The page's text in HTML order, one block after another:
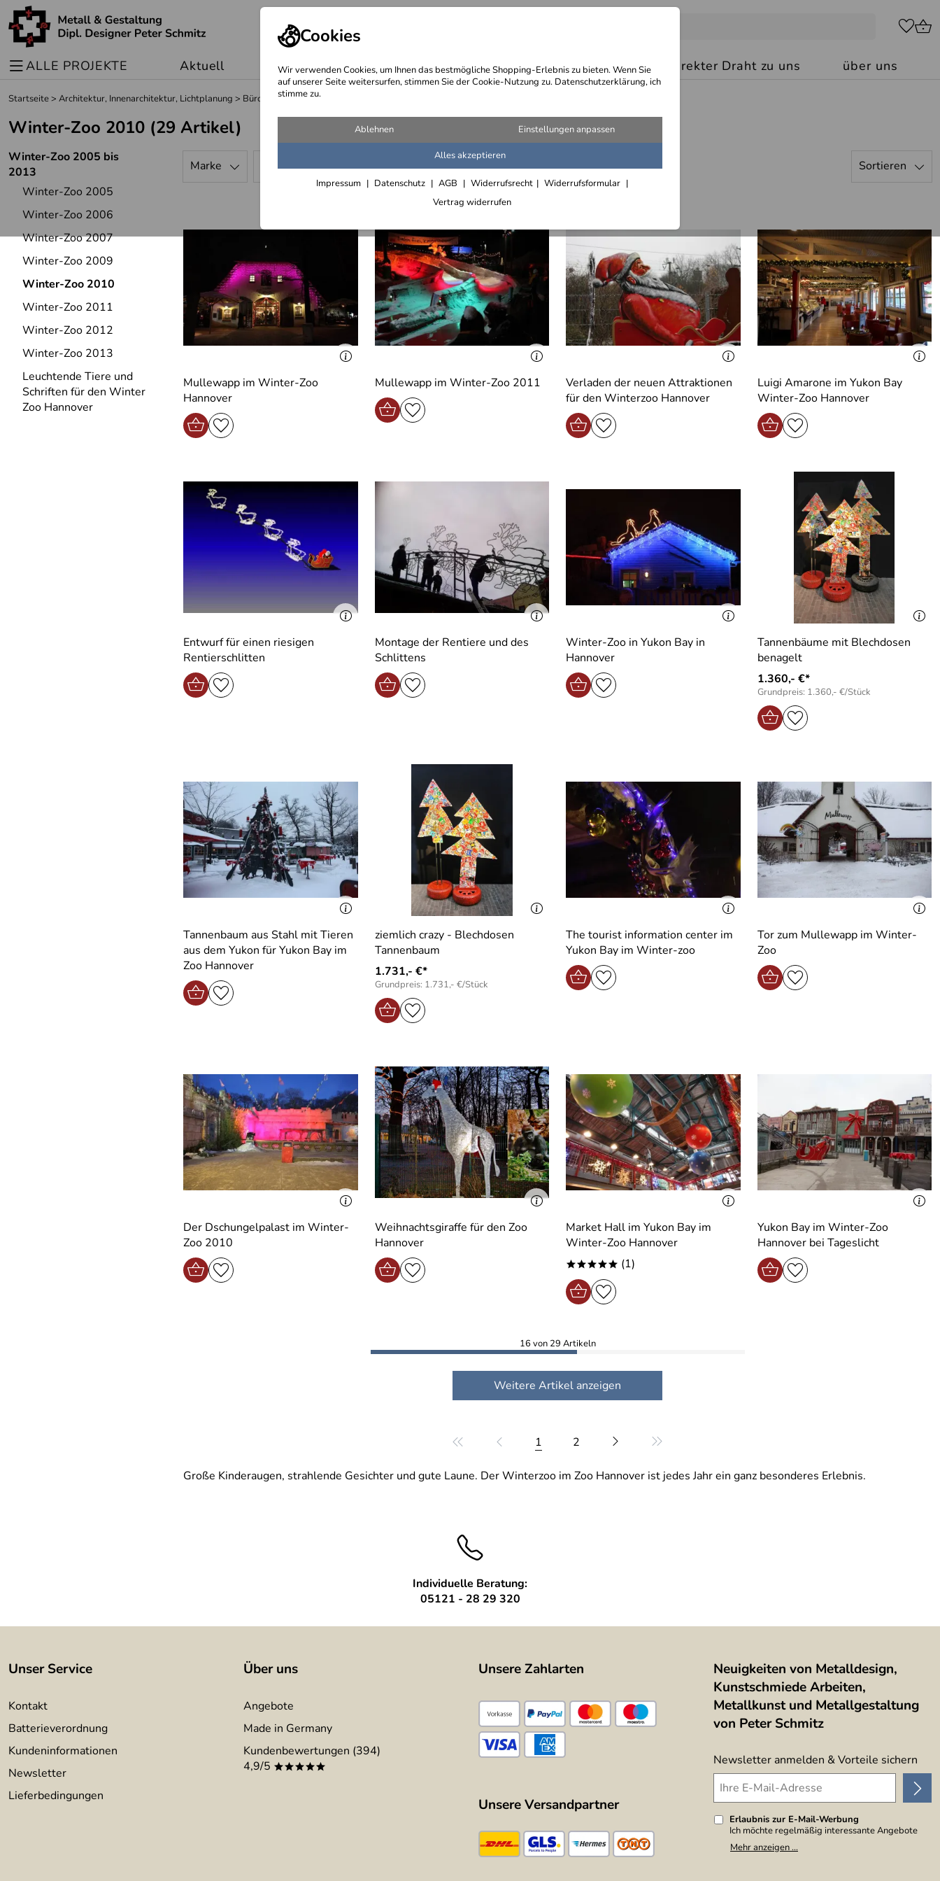
Cookies
Wir verwenden Cookies, um Ihnen das bestmögliche Shopping-Erlebnis zu bieten. Wenn Sie
auf unserer Seite weitersurfen, stimmen Sie der Cookie-Nutzung zu. Datenschutzerklärung, ich
stimme zu.
Ablehnen Einstellungen anpassen
Alles akzeptieren
Impressum Datenschutz AGB Widerrufsrecht
Widerrufsformular
Vertrag widerrufen
ALLE PROJEKTE Aktuell Sonderangebote Wegebeschreibung @ Kontakt: Ihr direkter Draht zu uns über uns
Startseite> Architektur, Innenarchitektur, Lichtplanung > Büros und Gewerbebauten
Winter-Zoo 2010 (29 Artikel)
Winter-Zoo 2005 bis
2013
Winter-Zoo 2005
Winter-Zoo 2006
Winter-Zoo 2007
Winter-Zoo 2009
Winter-Zoo 2010
Winter-Zoo 2011
Winter-Zoo 2012
Winter-Zoo 2013
Leuchtende Tiere und
Schriften für den Winter
Zoo Hannover
Marke Preis Sortieren
Mullewapp im Winter-Zoo
Hannover
Mullewapp im Winter-Zoo 2011
Verladen der neuen Attraktionen
für den Winterzoo Hannover
Luigi Amarone im Yukon Bay
Winter-Zoo Hannover
Entwurf für einen riesigen
Rentierschlitten
Montage der Rentiere und des
Schlittens
Winter-Zoo in Yukon Bay in
Hannover
Tannenbäume mit Blechdosen
benagelt
1.360,- €*
Grundpreis: 1.360,- €/Stück
Tannenbaum aus Stahl mit Tieren
aus dem Yukon für Yukon Bay im
Zoo Hannover
ziemlich crazy - Blechdosen
Tannenbaum
1.731,- €*
Grundpreis: 1.731,- €/Stück
The tourist information center im
Yukon Bay im Winter-zoo
Tor zum Mullewapp im Winter-
Zoo
Der Dschungelpalast im Winter-
Zoo 2010
Weihnachtsgiraffe für den Zoo
Hannover
Market Hall im Yukon Bay im
Winter-Zoo Hannover
***** (1)
Yukon Bay im Winter-Zoo
Hannover bei Tageslicht
16 von 29 Artikeln
Weitere Artikel anzeigen
1 2
Große Kinderaugen, strahlende Gesichter und gute Laune. Der Winterzoo im Zoo Hannover ist jedes Jahr ein ganz besonderes Erlebnis.
Individuelle Beratung:
05121 - 28 29 320
Unser Service
Kontakt
Batterieverordnung
Kundeninformationen
Newsletter
Lieferbedingungen
Über uns
Angebote
Made in Germany
Kundenbewertungen (394)
4,9/5 *****
Unsere Zahlarten
Unsere Versandpartner
Neuigkeiten von Metalldesign,
Kunstschmiede Arbeiten,
Metallkunst und Metallgestaltung
von Peter Schmitz
Newsletter anmelden & Vorteile sichern
Erlaubnis zur E-Mail-Werbung
Ich möchte regelmäßig interessante Angebote
per E-Mail erhalten. Meine E-Mail-Adresse wird
nicht an andere Unternehmen weitergegeben. Zu
Mehr anzeigen ...